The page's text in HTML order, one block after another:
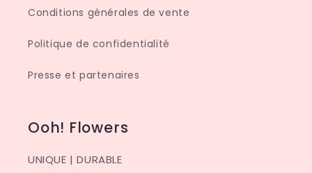
Conditions générales de vente
Politique de confidentialité
Presse et partenaires
Ooh! Flowers
UNIQUE | DURABLE